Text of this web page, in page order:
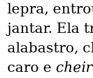
lepra,
jantar. Ela
alabastro,
caro e